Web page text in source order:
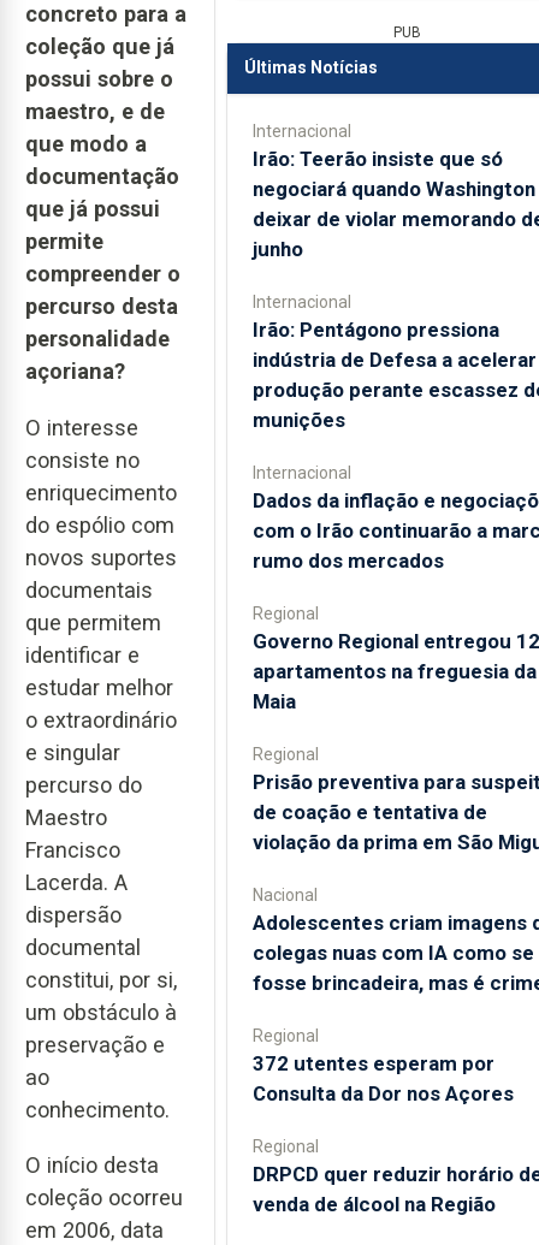
concreto para a
coleção que já
possui sobre o
maestro, e de
que modo a
documentação
que já possui
permite
compreender o
percurso desta
personalidade
açoriana?
O interesse
consiste no
enriquecimento
do espólio com
novos suportes
documentais
que permitem
identificar e
estudar melhor
o extraordinário
e singular
percurso do
Maestro
Francisco
Lacerda. A
dispersão
documental
constitui, por si,
um obstáculo à
preservação e
ao
conhecimento.
O início desta
coleção ocorreu
em 2006, data
PUB
Últimas Notícias
Internacional
Irão: Teerão insiste que só
negociará quando Washington
deixar de violar memorando
junho
Internacional
Irão: Pentágono pressiona
indústria de Defesa a acelerar
produção perante escassez
munições
Internacional
Dados da inflação e
com o Irão continuarão a
rumo dos mercados
Regional
Governo Regional entregou 12
apartamentos na freguesia da
Maia
Regional
Prisão preventiva para
de coação e tentativa de
violação da prima em São
Nacional
Adolescentes criam imagens
colegas nuas com IA como se
fosse brincadeira, mas é
Regional
372 utentes esperam por
Consulta da Dor nos Açores
Regional
DRPCD quer reduzir horário
venda de álcool na Região